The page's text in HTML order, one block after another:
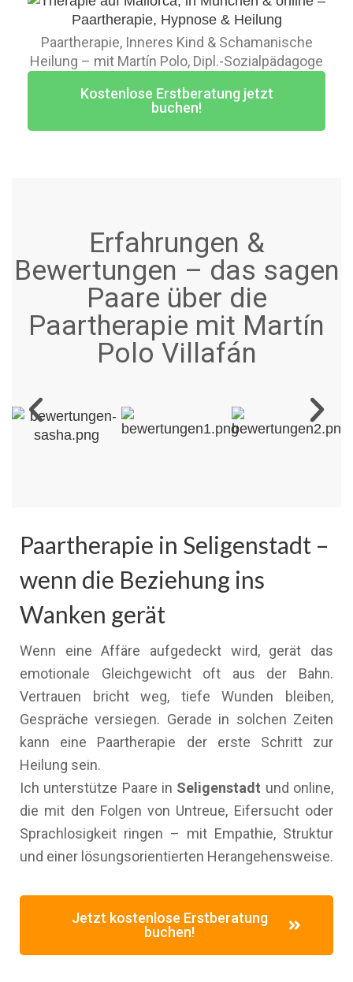
Paartherapie, Inneres Kind & Schamanische
Heilung – mit Martín Polo, Dipl.-Sozialpädagoge
Kostenlose Erstberatung jetzt
buchen!
Erfahrungen &
Bewertungen – das sagen
Paare über die
Paartherapie mit Martín
Polo Villafán
Paartherapie in Seligenstadt –
wenn die Beziehung ins
Wanken gerät
Wenn eine Affäre aufgedeckt wird, gerät das
emotionale Gleichgewicht oft aus der Bahn.
Vertrauen bricht weg, tiefe Wunden bleiben,
Gespräche versiegen. Gerade in solchen Zeiten
kann eine Paartherapie der erste Schritt zur
Heilung sein.
Ich unterstütze Paare in Seligenstadt und online,
die mit den Folgen von Untreue, Eifersucht oder
Sprachlosigkeit ringen – mit Empathie, Struktur
und einer lösungsorientierten Herangehensweise.
Jetzt kostenlose Erstberatung
buchen!